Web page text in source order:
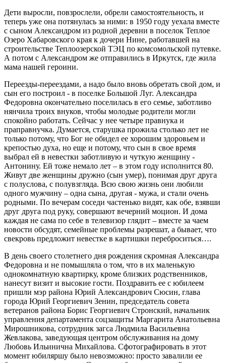
Дети выросли, повзрослели, обрели самостоятельность, и
теперь уже она потянулась за ними: в 1950 году уехала вместе
с сыном Александром из родной деревни в поселок Теплое
Озеро Хабаровского края к дочери Нине, работавшей на
строительстве Теплоозерской ТЭЦ по комсомольской путевке.
А потом с Александром же отправились в Иркутск, где жила
мама нашей героини.
Переезды-переездами, а надо было вновь обретать свой дом, и
сын его построил - в поселке Большой Луг. Александра
Федоровна окончательно поселилась в его семье, заботливо
нянчила троих внуков, чтобы молодые родители могли
спокойно работать. Сейчас у нее четыре правнука и
праправнучка. Думается, старушка прожила столько лет не
только потому, что Бог не обидел ее хорошим здоровьем и
крепостью духа, но еще и потому, что сын в свое время
выбрал ей в невестки заботливую и чуткую женщину -
Антонину. Ей тоже немало лет – в этом году исполнится 80.
Живут две женщины дружно (сын умер), понимая друг друга
с полуслова, с полувзгляда. Всю свою жизнь они любили
одного мужчину – одна сына, другая - мужа, и стали очень
родными. По вечерам соседи частенько видят, как обе, взявши
друг друга под руку, совершают вечерний моцион. И дома
каждая не сама по себе в телевизор глядит – вместе за чаем
новости обсудят, семейные проблемы разрешат, а бывает, что
свекровь предложит невестке в картишки переброситься….
В день своего столетнего дня рождения скромная Александра
Федоровна и не помышляла о том, что в их маленькую
однокомнатную квартирку, кроме близких родственников,
нанесут визит и высокие гости. Поздравить ее с юбилеем
пришли мэр района Юрий Александрович Сюсин, глава
города Юрий Георгиевич Зенин, председатель совета
ветеранов района Борис Георгиевич Стронский, начальник
управления департамента соцзащиты Маргарита Анатольевна
Мирошникова, сотрудник загса Людмила Васильевна
Жевлакова, заведующая центром обслуживания на дому
Любовь Ильинична Михайлова. Сфотографировать в этот
момент юбиляршу было невозможно: просто завалили ее